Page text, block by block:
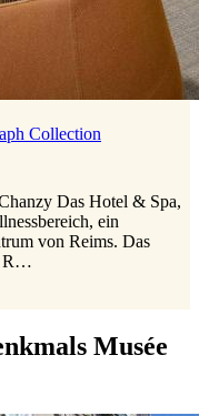
Collection
Das Hotel & Spa,
ein
von Reims. Das
R…
Musée